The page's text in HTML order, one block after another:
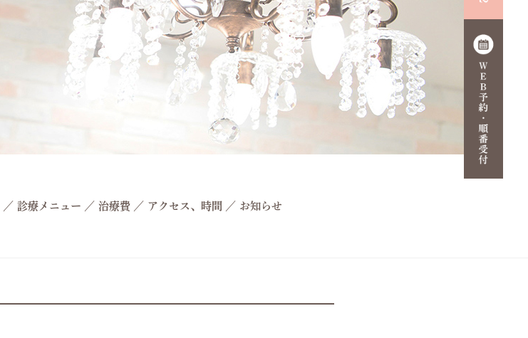
／ 診療メニュー ／ 治療費 ／ アクセス、時間 ／ お知らせ